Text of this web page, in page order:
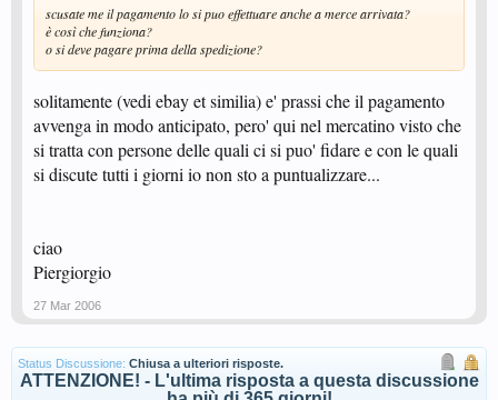
scusate me il pagamento lo si puo effettuare anche a merce arrivata?
è così che funziona?
o si deve pagare prima della spedizione?
solitamente (vedi ebay et similia) e' prassi che il pagamento
avvenga in modo anticipato, pero' qui nel mercatino visto che
si tratta con persone delle quali ci si puo' fidare e con le quali
si discute tutti i giorni io non sto a puntualizzare...
ciao
Piergiorgio
27 Mar 2006
Status Discussione: Chiusa a ulteriori risposte.
ATTENZIONE! - L'ultima risposta a questa discussione